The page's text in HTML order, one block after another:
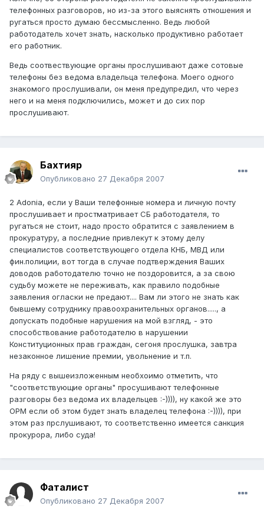
телефонных разговоров, но из-за этого выяснять отношения и
ругаться просто думаю бессмысленно. Ведь любой
работодатель хочет знать, насколько продуктивно работает
его работник.
Ведь соотвествующие органы прослушивают даже сотовые
телефоны без ведома владельца телефона. Моего одного
знакомого прослушивали, он меня предупредил, что через
него и на меня подключились, может и до сих пор
прослушивают.
Бахтияр
Опубликовано 27 Декабря 2007
2 Adonia, если у Ваши телефонные номера и личную почту
прослушивает и простматривает СБ работодателя, то
ругаться не стоит, надо просто обратится с заявлением в
прокуратуру, а последние привлекут к этому делу
специалистов соответствующего отдела КНБ, МВД или
фин.полиции, вот тогда в случае подтверждения Ваших
доводов работодателю точно не поздоровится, а за свою
судьбу можете не переживать, как правило подобные
заявления огласки не предают.... Вам ли этого не знать как
бывшему сотруднику правоохранительных органов....., а
допускать подобные нарушения на мой взгляд, - это
способствование работодателю в нарушении
Конституционных прав граждан, сегоня прослушка, завтра
незаконное лишение премии, увольнение и т.п.
На ряду с вышеизложенным необхоимо отметить, что
"соответствующие органы" просушивают телефонные
разговоры без ведома их владельцев :-)))), ну какой же это
ОРМ если об этом будет знать владелец телефона :-)))), при
этом раз прслушивают, то соответственно имеется санкция
прокурора, либо суда!
Фаталист
Опубликовано 27 Декабря 2007